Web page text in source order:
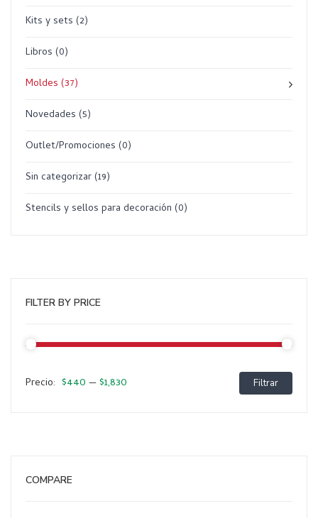
Kits y sets (2)
Libros (0)
Moldes (37)
Novedades (5)
Outlet/Promociones (0)
Sin categorizar(19)
Stencils y sellos para decoración (0)
FILTER BY PRICE
Filtrar
Precio: $440 —$1,830
COMPARE